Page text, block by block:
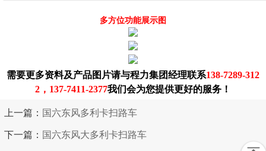
多方位功能展示图
需要更多资料及产品图片请与程力集团经理联系138-7289-312
2，137-7411-2377我们会为您提供更好的服务！
上一篇： 国六东风多利卡扫路车
下一篇： 国六东风大多利卡扫路车